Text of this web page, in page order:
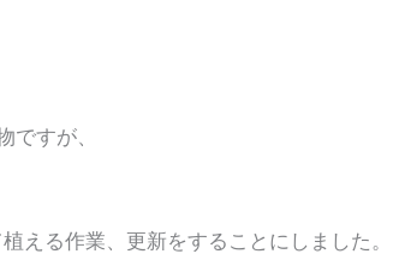
すが、
える作業、更新をすることにしました。